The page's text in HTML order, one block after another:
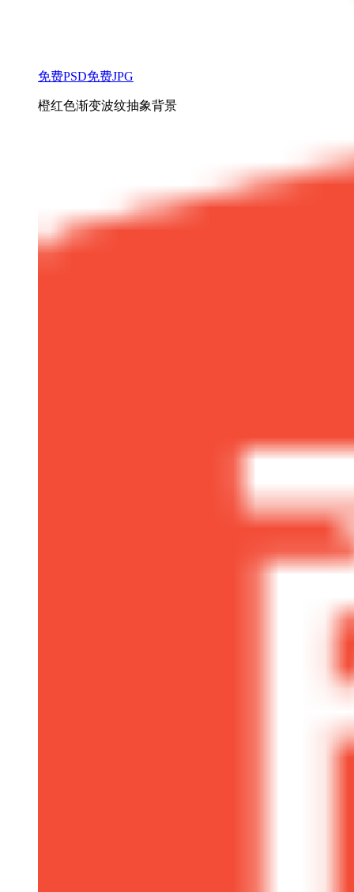
免费PSD免费JPG
橙红色渐变波纹抽象背景